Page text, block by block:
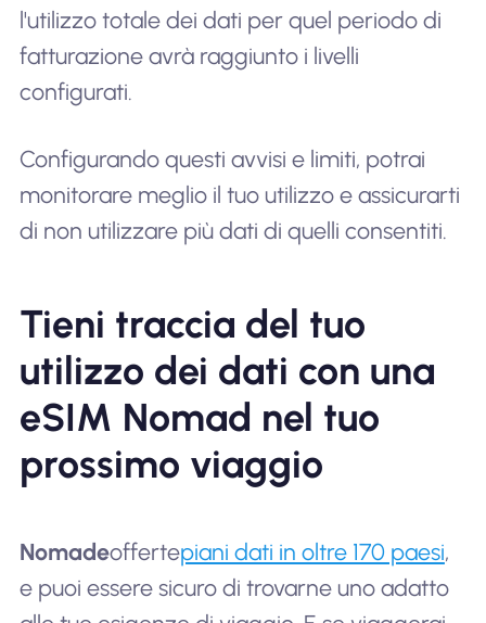
l'utilizzo totale dei dati per quel periodo di
fatturazione avrà raggiunto i livelli
configurati.
Configurando questi avvisi e limiti, potrai
monitorare meglio il tuo utilizzo e assicurarti
di non utilizzare più dati di quelli consentiti.
Tieni traccia del tuo
utilizzo dei dati con una
eSIM Nomad nel tuo
prossimo viaggio
Nomadeoffertepiani dati in oltre 170 paesi,
e puoi essere sicuro di trovarne uno adatto